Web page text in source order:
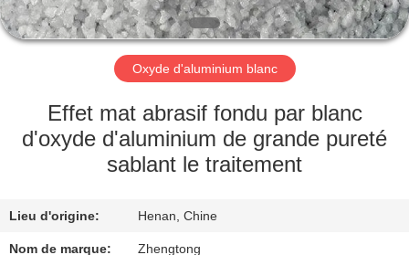
AU
SUJET
NOUS
Oxyde d'aluminium blanc
Effet mat abrasif fondu par blanc
d'oxyde d'aluminium de grande pureté
sablant le traitement
Lieu d'origine: Henan, Chine
Nom de marque: Zhengtong